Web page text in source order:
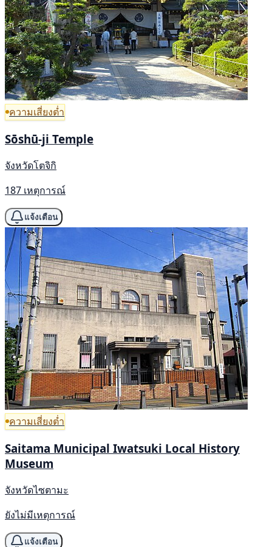
ความเสี่ยงต่ำ
Sōshū-ji Temple
จังหวัดโตจิกิ
187 เหตุการณ์
แจ้งเตือน
ความเสี่ยงต่ำ
Saitama Municipal Iwatsuki Local History
Museum
จังหวัดไซตามะ
ยังไม่มีเหตุการณ์
แจ้งเตือน